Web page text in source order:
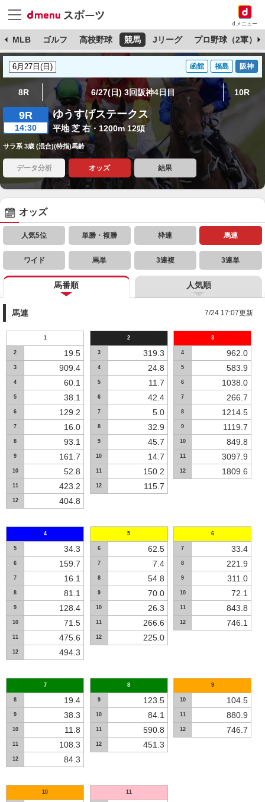
dメニュー
MLB ゴルフ 高校野球 競馬 Jリーグ プロ野球（2軍）
函館 福島 阪神
8R 6/27(日) 3回阪神4日目 10R
9R
14:30
ゆうすげステークス
平地 芝 右・1200m 12頭
サラ系 3歳 (混合)(特指)馬齢
データ分析 オッズ 結果
オッズ
人気5位 単勝・複勝 枠連 馬連
ワイド 馬単 3連複 3連単
馬番順 人気順
馬連 7/24 17:07更新
1
2 19.5
3 909.4
4 60.1
5 38.1
6 129.2
7 16.0
8 93.1
9 161.7
10 52.8
11 423.2
12 404.8
2
3 319.3
4 24.8
5 11.7
6 42.4
7 5.0
8 32.9
9 45.7
10 14.7
11 150.2
12 115.7
3
4 962.0
5 583.9
6 1038.0
7 266.7
8 1214.5
9 1119.7
10 849.8
11 3097.9
12 1809.6
4
5 34.3
6 159.7
7 16.1
8 81.1
9 128.4
10 71.5
11 475.6
12 494.3
5
6 62.5
7 7.4
8 54.8
9 70.0
10 26.3
11 266.6
12 225.0
6
7 33.4
8 221.9
9 311.0
10 72.1
11 843.8
12 746.1
7
8 19.4
9 38.3
10 11.8
11 108.3
12 84.3
8
9 123.5
10 84.1
11 590.8
12 451.3
9
10 104.5
11 880.9
12 746.7
10 11